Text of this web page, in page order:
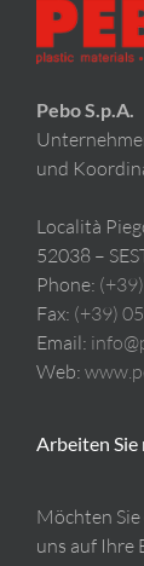
Werden
Kontakt
Pebo S.p.A.
und
Località
52038 –
Phone:
Fax: (+39)
Email:
Web:
Arbeiten Sie
Möchten
uns auf Ihre